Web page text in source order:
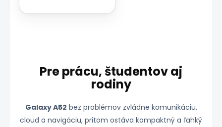
Pre prácu, študentov aj
rodiny
Galaxy A52 bez problémov zvládne komunikáciu,
cloud a navigáciu, pritom ostáva kompaktný a ľahký